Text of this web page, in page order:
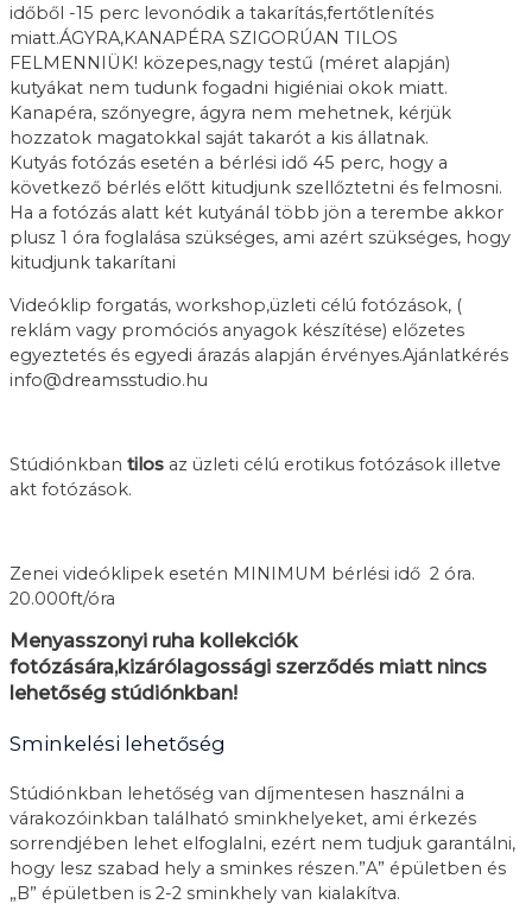
időből -15 perc levonódik a takarítás,fertőtlenítés
miatt.ÁGYRA,KANAPÉRA SZIGORÚAN TILOS
FELMENNIÜK! közepes,nagy testű (méret alapján)
kutyákat nem tudunk fogadni higiéniai okok miatt.
Kanapéra, szőnyegre, ágyra nem mehetnek, kérjük
hozzatok magatokkal saját takarót a kis állatnak.
Kutyás fotózás esetén a bérlési idő 45 perc, hogy a
következő bérlés előtt kitudjunk szellőztetni és felmosni.
Ha a fotózás alatt két kutyánál több jön a terembe akkor
plusz 1 óra foglalása szükséges, ami azért szükséges, hogy
kitudjunk takarítani
Videóklip forgatás, workshop,üzleti célú fotózások, (
reklám vagy promóciós anyagok készítése) előzetes
egyeztetés és egyedi árazás alapján érvényes.Ajánlatkérés
info@dreamsstudio.hu
Stúdiónkban tilos az üzleti célú erotikus fotózások illetve
akt fotózások.
Zenei videóklipek esetén MINIMUM bérlési idő 2 óra.
20.000ft/óra
Menyasszonyi ruha kollekciók
fotózására,kizárólagossági szerződés miatt nincs
lehetőség stúdiónkban!
Sminkelési lehetőség
Stúdiónkban lehetőség van díjmentesen használni a
várakozóinkban található sminkhelyeket, ami érkezés
sorrendjében lehet elfoglalni, ezért nem tudjuk garantálni,
hogy lesz szabad hely a sminkes részen.”A” épületben és
„B” épületben is 2-2 sminkhely van kialakítva.